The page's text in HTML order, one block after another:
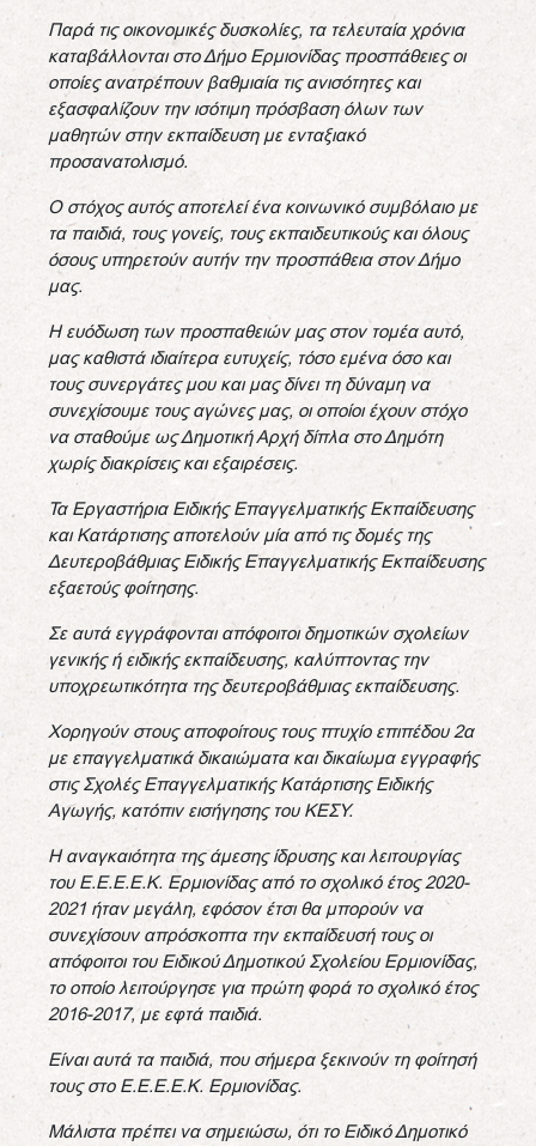
Παρά τις οικονομικές δυσκολίες, τα τελευταία χρόνια
καταβάλλονται στο Δήμο Ερμιονίδας προσπάθειες οι
οποίες ανατρέπουν βαθμιαία τις ανισότητες και
εξασφαλίζουν την ισότιμη πρόσβαση όλων των
μαθητών στην εκπαίδευση με ενταξιακό
προσανατολισμό.
Ο στόχος αυτός αποτελεί ένα κοινωνικό συμβόλαιο με
τα παιδιά, τους γονείς, τους εκπαιδευτικούς και όλους
όσους υπηρετούν αυτήν την προσπάθεια στον Δήμο
μας.
Η ευόδωση των προσπαθειών μας στον τομέα αυτό,
μας καθιστά ιδιαίτερα ευτυχείς, τόσο εμένα όσο και
τους συνεργάτες μου και μας δίνει τη δύναμη να
συνεχίσουμε τους αγώνες μας, οι οποίοι έχουν στόχο
να σταθούμε ως Δημοτική Αρχή δίπλα στο Δημότη
χωρίς διακρίσεις και εξαιρέσεις.
Τα Εργαστήρια Ειδικής Επαγγελματικής Εκπαίδευσης
και Κατάρτισης αποτελούν μία από τις δομές της
Δευτεροβάθμιας Ειδικής Επαγγελματικής Εκπαίδευσης
εξαετούς φοίτησης.
Σε αυτά εγγράφονται απόφοιτοι δημοτικών σχολείων
γενικής ή ειδικής εκπαίδευσης, καλύπτοντας την
υποχρεωτικότητα της δευτεροβάθμιας εκπαίδευσης.
Χορηγούν στους αποφοίτους τους πτυχίο επιπέδου 2α
με επαγγελματικά δικαιώματα και δικαίωμα εγγραφής
στις Σχολές Επαγγελματικής Κατάρτισης Ειδικής
Αγωγής, κατόπιν εισήγησης του ΚΕΣΥ.
Η αναγκαιότητα της άμεσης ίδρυσης και λειτουργίας
του Ε.Ε.Ε.Ε.Κ. Ερμιονίδαςαπό το σχολικό έτος 2020-
2021 ήταν μεγάλη, εφόσον έτσι θα μπορούν να
συνεχίσουν απρόσκοπτα την εκπαίδευσή τους οι
απόφοιτοι του Ειδικού Δημοτικού Σχολείου Ερμιονίδας,
το οποίο λειτούργησε για πρώτη φορά το σχολικό έτος
2016-2017, με εφτά παιδιά.
Είναι αυτά τα παιδιά, που σήμερα ξεκινούν τη φοίτησή
τους στο Ε.Ε.Ε.Ε.Κ. Ερμιονίδας.
Μάλιστα πρέπει να σημειώσω, ότι το Ειδικό Δημοτικό